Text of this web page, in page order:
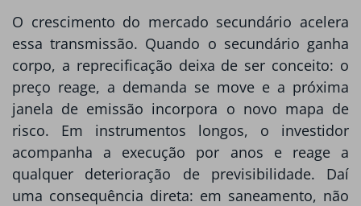
O crescimento do mercado secundário acelera
essa transmissão. Quando o secundário ganha
corpo, a reprecificação deixa de ser conceito: o
preço reage, a demanda se move e a próxima
janela de emissão incorpora o novo mapa de
risco. Em instrumentos longos, o investidor
acompanha a execução por anos e reage a
qualquer deterioração de previsibilidade. Daí
uma consequência direta: em saneamento, não